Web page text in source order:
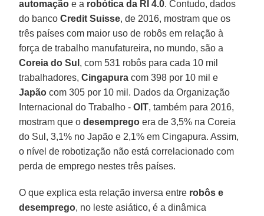
automação e a robótica da RI 4.0. Contudo, dados
do bancoCredit Suisse, de 2016, mostram que os
três países com maior uso de robôs em relação à
força de trabalho manufatureira, no mundo, são a
Coreia do Sul , com 531 robôs para cada 10 mil
trabalhadores,Cingapura com 398 por 10 mil e
Japão com 305 por 10 mil. Dados da Organização
Internacional do Trabalho -OIT, também para 2016,
mostram que odesemprego era de 3,5% na Coreia
do Sul, 3,1% no Japão e 2,1% em Cingapura. Assim,
o nível de robotização não está correlacionado com
perda de emprego nestes três países.
O que explica esta relação inversa entre robôs e
desemprego, no leste asiático, é a dinâmica